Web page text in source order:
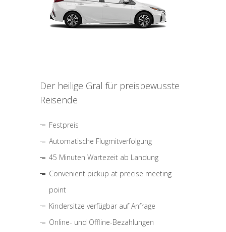
Der heilige Gral für preisbewusste
Reisende
Festpreis
Automatische Flugmitverfolgung
45 Minuten Wartezeit ab Landung
Convenient pickup at precise meeting
point
Kindersitze verfügbar auf Anfrage
Online- und Offline-Bezahlungen